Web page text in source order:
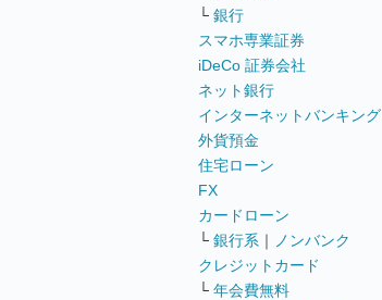
└ 銀行
スマホ専業証券
iDeCo 証券会社
ネット銀行
インターネットバンキング
外貨預金
住宅ローン
FX
カードローン
└ 銀行系 ｜
ノンバンク
クレジットカード
└ 年会費無料